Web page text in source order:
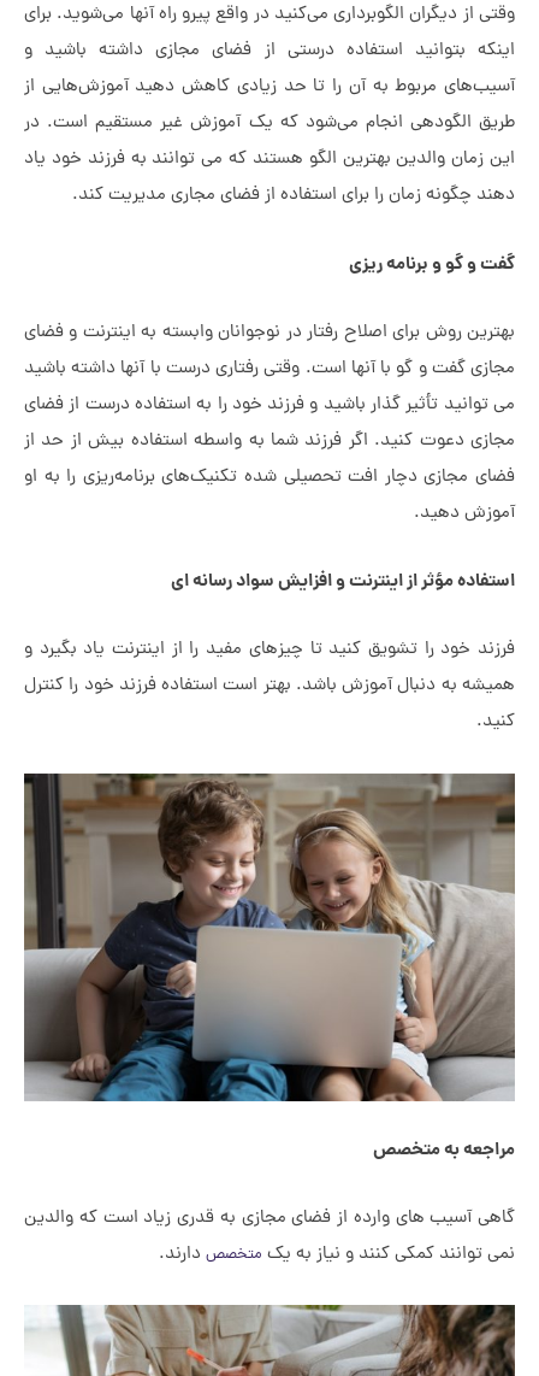
الگوبرداری می‌کنید در واقع پیرو راه آنها می‌شوید. برای
استفاده درستی از فضای مجازی داشته باشید و
مربوط به آن را تا حد زیادی کاهش دهید آموزش‌هایی از
انجام می‌شود که یک آموزش غیر مستقیم است. در
والدین بهترین الگو هستند که می توانند به فرزند خود یاد
زمان را برای استفاده از فضای مجاری مدیریت کند.
و برنامه ریزی
برای اصلاح رفتار در نوجوانان وابسته به اینترنت و فضای
و گو با آنها است‌. وقتی رفتاری درست با آنها داشته باشید
تأثیر گذار باشید و فرزند خود را به استفاده درست از فضای
کنید. اگر فرزند شما به واسطه استفاده بیش از حد از
دچار افت تحصیلی شده تکنیک‌های برنامه‌ریزی را به او
مؤثر از اینترنت و افزایش سواد رسانه ای
را تشویق کنید تا چیزهای مفید را از اینترنت یاد بگیرد و
دنبال آموزش باشد. بهتر است استفاده فرزند خود را کنترل
به متخصص
های وارده از فضای مجازی به قدری زیاد است که والدین
کمکی کنند و نیاز به یک متخصصدارند.